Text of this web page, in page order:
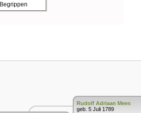
Begrippen
Rudolf Adriaan Mees
geb. 5 Juli 1789